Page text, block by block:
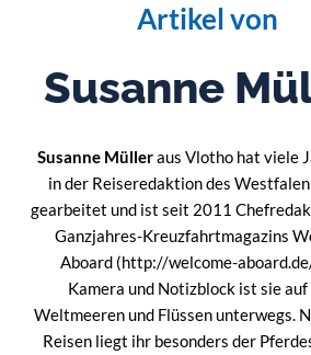
Artikel von
Susanne
Susanne Mülleraus Vlotho hat viele
in der Reiseredaktion des
gearbeitet und ist seit 2011
Ganzjahres-Kreuzfahrtmagazins
Aboard (http://welcome-
Kamera und Notizblock ist sie
Weltmeeren und Flüssen unterwegs.
Reisen liegt ihr besonders der